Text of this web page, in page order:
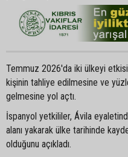
Temmuz 2026'da iki ülkeyi etkisi
kişinin tahliye edilmesine ve
gelmesine yol açtı.
İspanyol yetkililer, Ávila
alanı yakarak ülke tarihinde
olduğunu açıkladı.